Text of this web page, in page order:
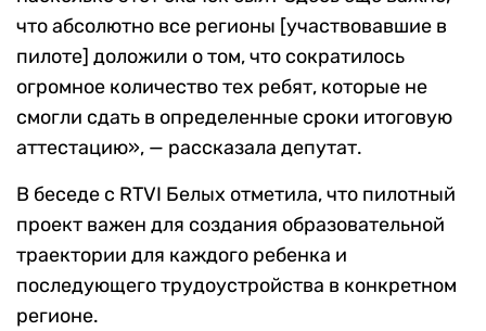
что абсолютно все регионы [участвовавшие в
пилоте] доложили о том, что сократилось
огромное количество тех ребят, которые не
смогли сдать в определенные сроки итоговую
аттестацию», — рассказала депутат.
В беседе с RTVI Белых отметила, что пилотный
проект важен для создания образовательной
траектории для каждого ребенка и
последующего трудоустройства в конкретном
регионе.